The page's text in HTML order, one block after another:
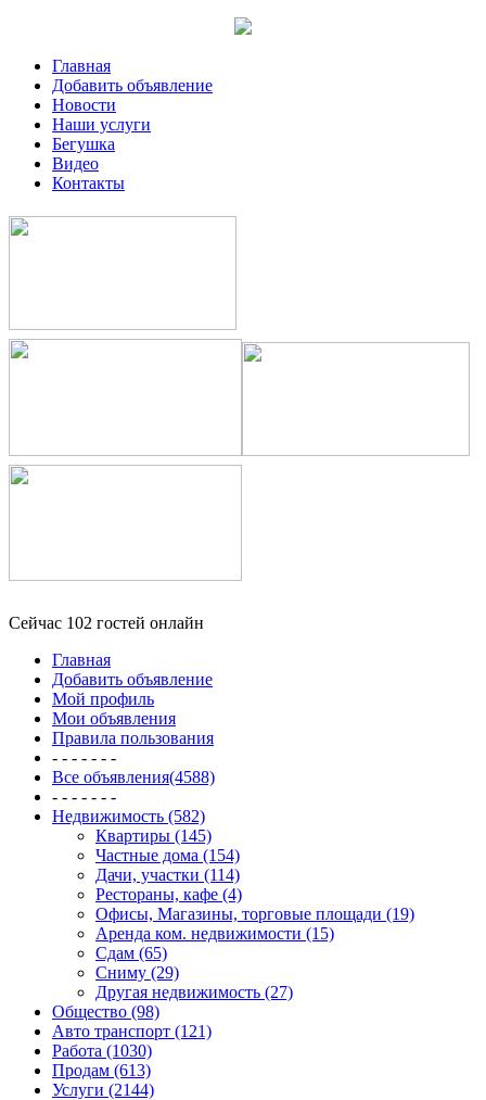
Главная
Добавить объявление
Новости
Наши услуги
Бегушка
Видео
Контакты
Сейчас 102 гостей онлайн
Главная
Добавить объявление
Мой профиль
Мои объявления
Правила пользования
- - - - - - -
Все объявления(4588)
- - - - - - -
Недвижимость (582)
Квартиры (145)
Частные дома (154)
Дачи, участки (114)
Рестораны, кафе (4)
Офисы, Магазины, торговые площади (19)
Аренда ком. недвижимости (15)
Сдам (65)
Сниму (29)
Другая недвижимость (27)
Общество (98)
Авто транспорт (121)
Работа (1030)
Продам (613)
Услуги (2144)